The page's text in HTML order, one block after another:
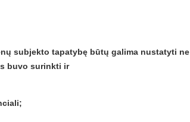
subjekto tapatybę būtų galima nustatyti ne
buvo surinkti ir